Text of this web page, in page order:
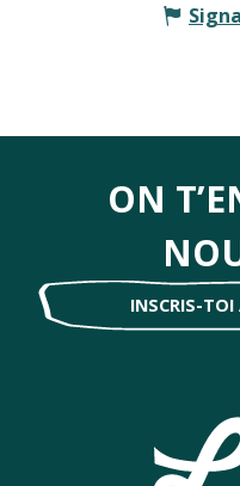
ON
INSCRIS-TOI